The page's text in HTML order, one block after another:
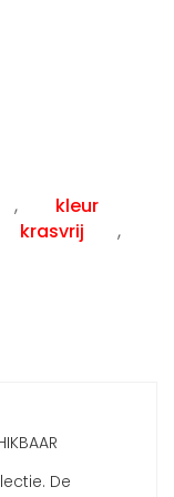
,
kleur
krasvrij
,
De